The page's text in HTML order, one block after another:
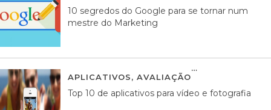
10 segredos do Google para se tornar num
mestre do Marketing
APLICATIVOS, AVALIAÇÃO
Top 10 de aplicativos para vídeo e fotografia